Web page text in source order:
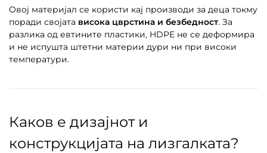
Овој материјал се користи кај производи за деца токму
поради својата висока цврстина и безбедност. За
разлика од евтините пластики, HDPE не се деформира
и не испушта штетни материи дури ни при високи
температури.
Каков е дизајнот и
конструкцијата на лизгалката?